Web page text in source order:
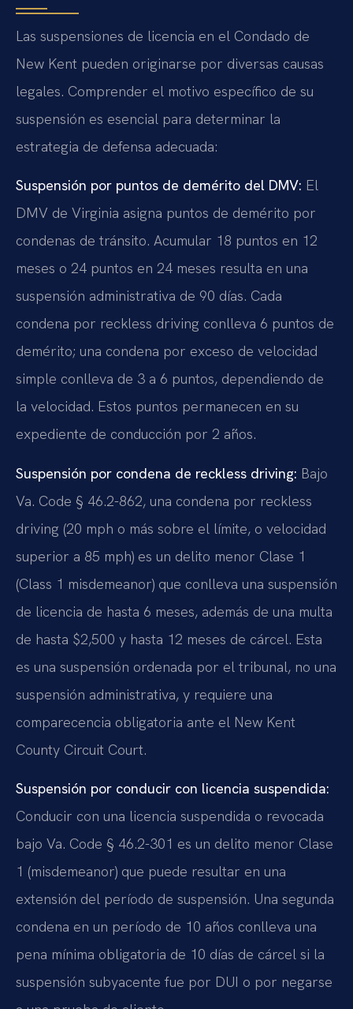
Las suspensiones de licencia en el Condado de
New Kent pueden originarse por diversas causas
legales. Comprender el motivo específico de su
suspensión es esencial para determinar la
estrategia de defensa adecuada:
Suspensión por puntos de demérito del DMV: El
DMV de Virginia asigna puntos de demérito por
condenas de tránsito. Acumular 18 puntos en 12
meses o 24 puntos en 24 meses resulta en una
suspensión administrativa de 90 días. Cada
condena por reckless driving conlleva 6 puntos de
demérito; una condena por exceso de velocidad
simple conlleva de 3 a 6 puntos, dependiendo de
la velocidad. Estos puntos permanecen en su
expediente de conducción por 2 años.
Suspensión por condena de reckless driving: Bajo
Va. Code § 46.2-862, una condena por reckless
driving (20 mph o más sobre el límite, o velocidad
superior a 85 mph) es un delito menor Clase 1
(Class 1 misdemeanor) que conlleva una suspensión
de licencia de hasta 6 meses, además de una multa
de hasta $2,500 y hasta 12 meses de cárcel. Esta
es una suspensión ordenada por el tribunal, no una
suspensión administrativa, y requiere una
comparecencia obligatoria ante el New Kent
County Circuit Court.
Suspensión por conducir con licencia suspendida:
Conducir con una licencia suspendida o revocada
bajo Va. Code § 46.2-301 es un delito menor Clase
1 (misdemeanor) que puede resultar en una
extensión del período de suspensión. Una segunda
condena en un período de 10 años conlleva una
pena mínima obligatoria de 10 días de cárcel si la
suspensión subyacente fue por DUI o por negarse